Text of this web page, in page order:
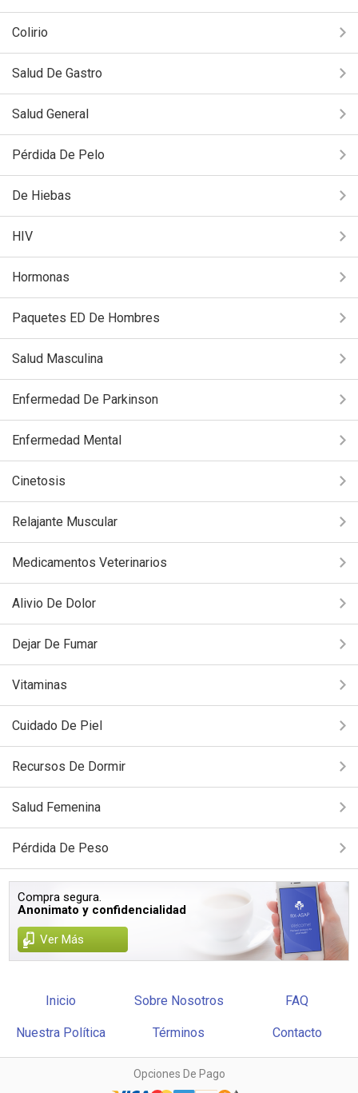
Colirio
Salud De Gastro
Salud General
Pérdida De Pelo
De Hiebas
HIV
Hormonas
Paquetes ED De Hombres
Salud Masculina
Enfermedad De Parkinson
Enfermedad Mental
Cinetosis
Relajante Muscular
Medicamentos Veterinarios
Alivio De Dolor
Dejar De Fumar
Vitaminas
Cuidado De Piel
Recursos De Dormir
Salud Femenina
Pérdida De Peso
Compra segura.
Anonimato y confidencialidad
Ver Más
Inicio Sobre Nosotros FAQ
Nuestra Política Términos Contacto
Opciones De Pago